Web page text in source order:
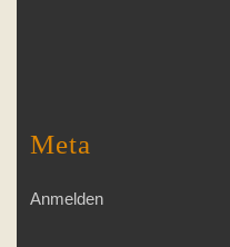
Meta
Anmelden